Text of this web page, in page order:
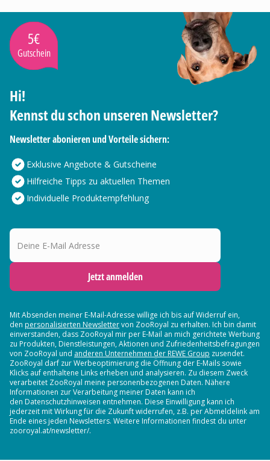
5€
Gutschein
Hi!
Kennst du schon unseren Newsletter?
Newsletter abonieren und Vorteile sichern:
Exklusive Angebote & Gutscheine
Hilfreiche Tipps zu aktuellen Themen
Individuelle Produktempfehlung
Deine E-Mail Adresse
Jetzt anmelden
Mit Absenden meiner E-Mail-Adresse willige ich bis auf Widerruf ein,
den personalisierten Newslettervon ZooRoyal zu erhalten. Ich bin damit
einverstanden, dass ZooRoyal mir per E-Mail an mich gerichtete Werbung
zu Produkten, Dienstleistungen, Aktionen und Zufriedenheitsbefragungen
von ZooRoyal und anderen Unternehmen der REWE Group zusendet.
ZooRoyal darf zur Werbeoptimierung die Öffnung der E-Mails sowie
Klicks auf enthaltene Links erheben und analysieren. Zu diesem Zweck
verarbeitet ZooRoyal meine personenbezogenen Daten. Nähere
Informationen zur Verarbeitung meiner Daten kann ich
den Datenschutzhinweisen entnehmen. Diese Einwilligung kann ich
jederzeit mit Wirkung für die Zukunft widerrufen, z.B. per Abmeldelink am
Ende eines jeden Newsletters. Weitere Informationen findest du unter
zooroyal.at/newsletter/.